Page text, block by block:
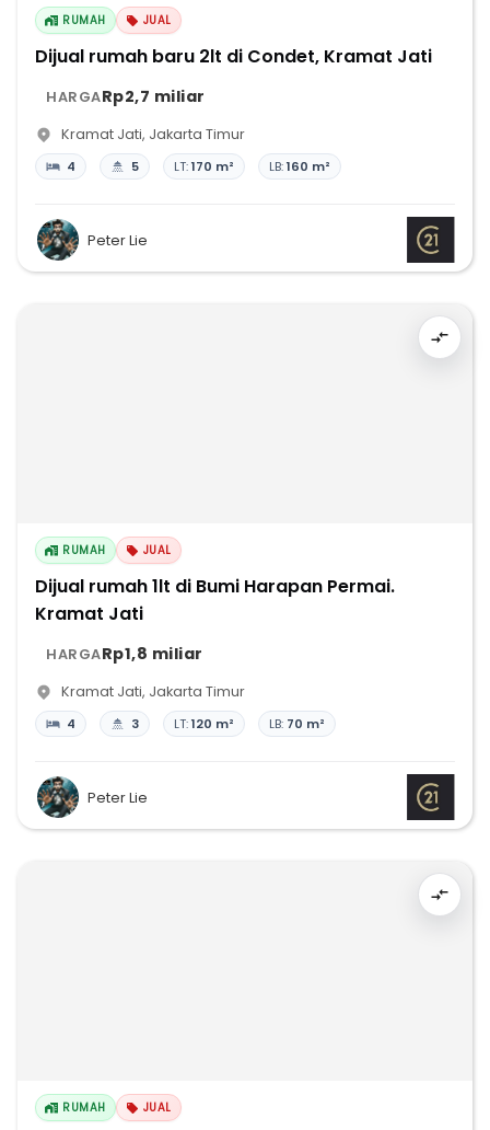
RUMAH JUAL
Dijual rumah baru 2lt di Condet, Kramat Jati
HARGARp2,7 miliar
Kramat Jati, Jakarta Timur
4 5 LT:170 m² LB:160 m²
Peter Lie
RUMAH JUAL
Dijual rumah 1lt di Bumi Harapan Permai.
Kramat Jati
HARGARp1,8 miliar
Kramat Jati, Jakarta Timur
4 3 LT:120 m² LB: 70 m²
Peter Lie
RUMAH JUAL